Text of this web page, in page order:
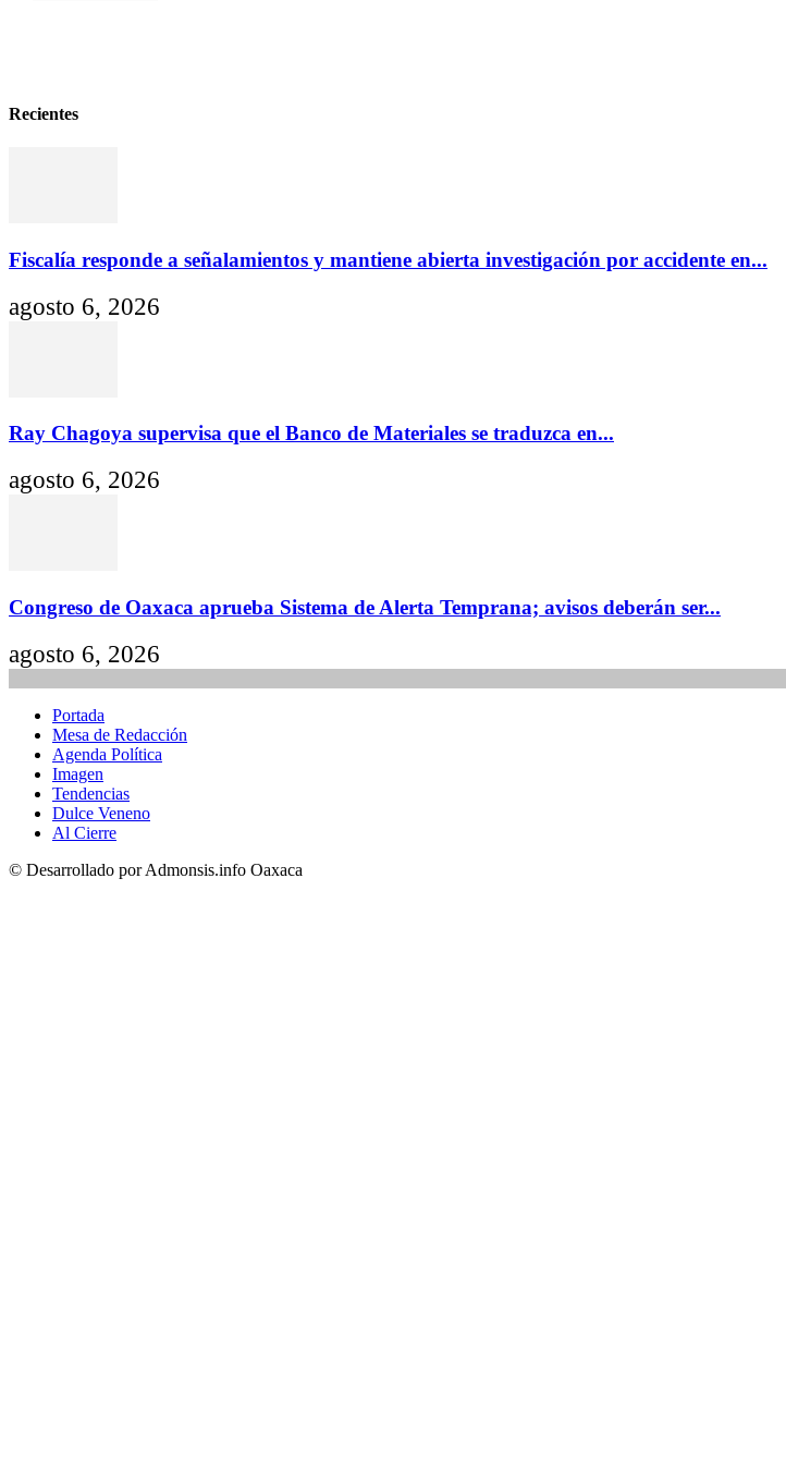
Recientes
Fiscalía responde a señalamientos y mantiene abierta investigación por accidente en...
agosto 6, 2026
Ray Chagoya supervisa que el Banco de Materiales se traduzca en...
agosto 6, 2026
Congreso de Oaxaca aprueba Sistema de Alerta Temprana; avisos deberán ser...
agosto 6, 2026
Portada
Mesa de Redacción
Agenda Política
Imagen
Tendencias
Dulce Veneno
Al Cierre
© Desarrollado por Admonsis.info Oaxaca